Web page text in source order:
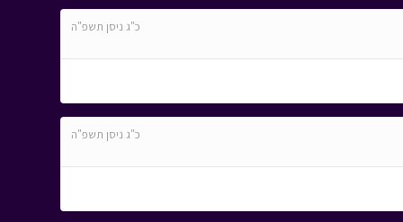
כ"ג ניסן תשפ"ה
כ"ג ניסן תשפ"ה